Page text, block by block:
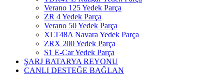
Verano 125 Yedek Parça
ZR 4 Yedek Parça
Verano 50 Yedek Parça
XLT48A Navara Yedek Parça
ZRX 200 Yedek Parça
S1 E-Car Yedek Parça
ŞARJ BATARYA REYONU
CANLI DESTEĞE BAĞLAN